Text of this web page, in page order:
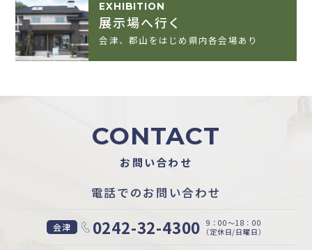
EXHIBITION
展示場へ行く
会津、郡山をはじめ県内各会場あり
CONTACT
お問い合わせ
電話でのお問い合わせ
会津 0242-32-4300 9：00〜18：00
（定休日/日曜日）